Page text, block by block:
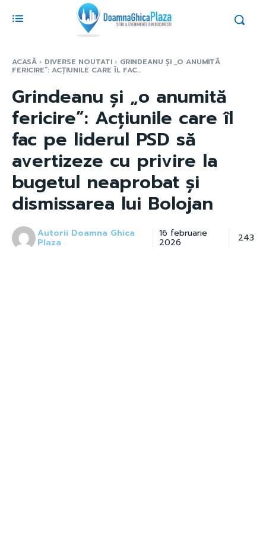
ACASĂ DIVERSE NOUTATI GRINDEANU ȘI „O ANUMITĂ
FERICIRE”: ACȚIUNILE CARE ÎL FAC...
Grindeanu și „o anumită
fericire”: Acțiunile care îl
fac pe liderul PSD să
avertizeze cu privire la
bugetul neaprobat și
dismissarea lui Bolojan
Autorii Doamna Ghica
Plaza
16 februarie
2026 243